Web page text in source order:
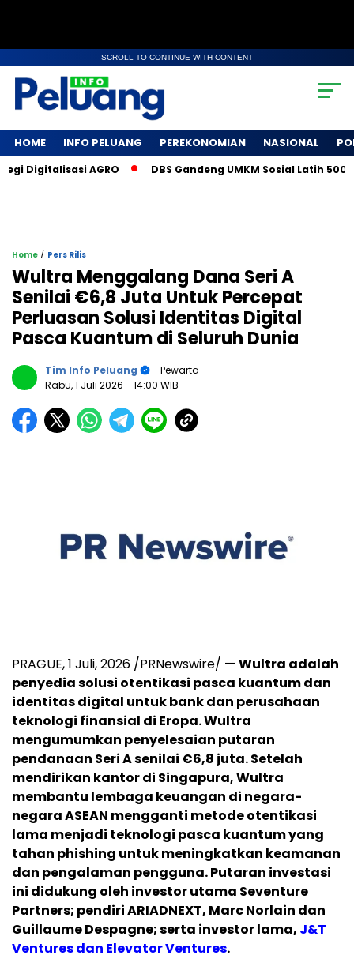
SCROLL TO CONTINUE WITH CONTENT
HOME INFO PELUANG PEREKONOMIAN NASIONAL
Digitalisasi AGRO DBS Gandeng UMKM Sosial Latih 500
Home / Pers Rilis
Wultra Menggalang Dana Seri A
Senilai €6,8 Juta Untuk Percepat
Perluasan Solusi Identitas Digital
Pasca Kuantum di Seluruh Dunia
Tim Info Peluang
- Pewarta
Rabu, 1 Juli 2026 - 14:00 WIB
PRAGUE,1 Juli, 2026 /PRNewswire/ — Wultra adalah
penyedia solusi otentikasi pasca kuantum dan
identitas digital untuk bank dan perusahaan
teknologi finansial di Eropa. Wultra
mengumumkan penyelesaian putaran
pendanaan Seri A senilai €6,8 juta.Setelah
mendirikan kantor di Singapura, Wultra
membantu lembaga keuangan di negara-
negara ASEAN mengganti metode otentikasi
lama menjadi teknologi pasca kuantum yang
tahan phishing untuk meningkatkan keamanan
dan pengalaman pengguna. Putaran investasi
ini didukung oleh investor utama Seventure
Partners; pendiri ARIADNEXT, Marc Norlain dan
Guillaume Despagne; serta investor lama, J&T
Ventures dan Elevator Ventures.